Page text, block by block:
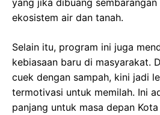
ekosistem air dan tanah.
Selain itu, program ini juga
kebiasaan baru di masyarakat.
cuek dengan sampah, kini jadi
termotivasi untuk memilah. Ini
panjang untuk masa depan